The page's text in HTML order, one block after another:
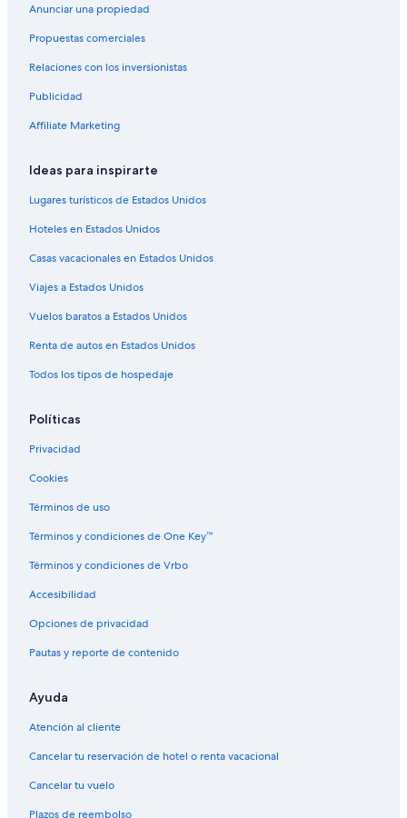
Anunciar una propiedad
Propuestas comerciales
Relaciones con los inversionistas
Publicidad
Affiliate Marketing
Ideas para inspirarte
Lugares turísticos de Estados Unidos
Hoteles en Estados Unidos
Casas vacacionales en Estados Unidos
Viajes a Estados Unidos
Vuelos baratos a Estados Unidos
Renta de autos en Estados Unidos
Todos los tipos de hospedaje
Políticas
Privacidad
Cookies
Términos de uso
Términos y condiciones de One Key™
Términos y condiciones de Vrbo
Accesibilidad
Opciones de privacidad
Pautas y reporte de contenido
Ayuda
Atención al cliente
Cancelar tu reservación de hotel o renta vacacional
Cancelar tu vuelo
Plazos de reembolso